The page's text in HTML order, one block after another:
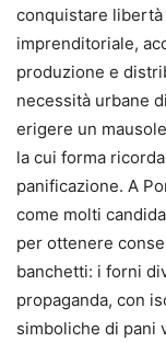
conquistare
imprenditoriale,
produzione e
necessità urbane
erigere un
la cui forma
panificazione. A
come molti
per ottenere
banchetti: i forni
propaganda, con
simboliche di pani